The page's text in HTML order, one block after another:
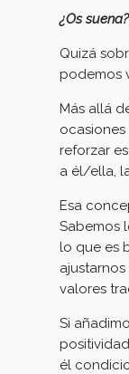
¿Os suena?
Quizá
podemos
Más allá
reforzar
a él/ella,
Esa
Sabemos
lo que es
valores
Si
él